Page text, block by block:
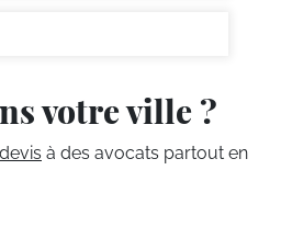
votre ville ?
à des avocats partout en